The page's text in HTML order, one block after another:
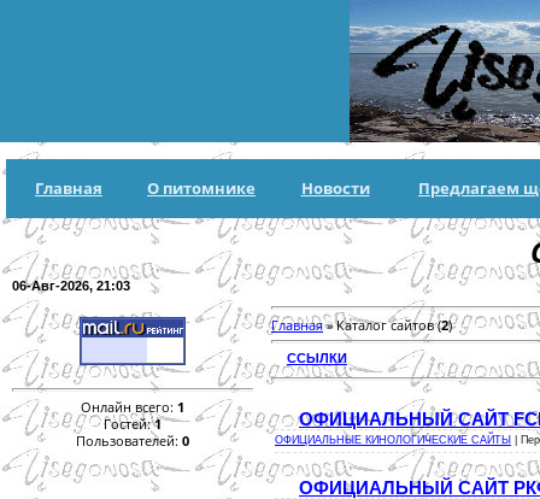
Главная О питомнике Новости Предлагаем
06-Авг-2026, 21:03
Онлайн всего: 1
Гостей:1
Пользователей: 0
Главная» Каталог сайтов (2)
ССЫЛКИ
ОФИЦИАЛЬНЫЙ САЙТ
ОФИЦИАЛЬНЫЕ КИНОЛОГИЧЕСКИЕ САЙТЫ |
ОФИЦИАЛЬНЫЙ САЙТ